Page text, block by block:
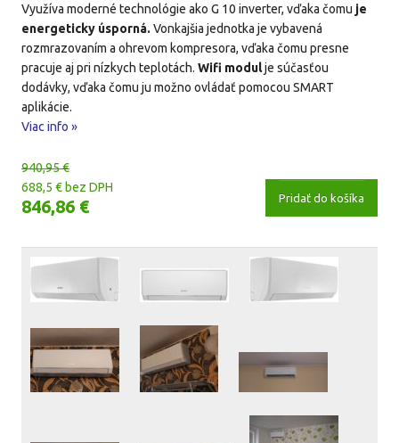
Využíva moderné technológie ako G 10 inverter, vďaka čomu je
energeticky úsporná. Vonkajšia jednotka je vybavená
rozmrazovaním a ohrevom kompresora, vďaka čomu presne
pracuje aj pri nízkych teplotách. Wifi modulje súčasťou
dodávky, vďaka čomu ju možno ovládať pomocou SMART
aplikácie.
Viac info »
940,95 €
688,5 € bez DPH
846,86 € Pridať do košíka